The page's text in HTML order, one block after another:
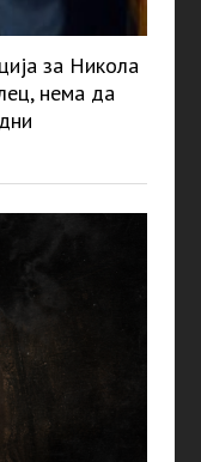
за Никола
нема да